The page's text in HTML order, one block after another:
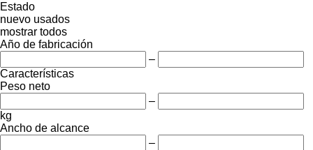
Estado
nuevo usados
mostrar todos
Año de fabricación
–
Características
Peso neto
–
kg
Ancho de alcance
–